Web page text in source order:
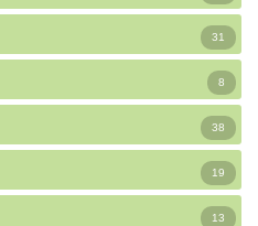
31
8
38
19
13